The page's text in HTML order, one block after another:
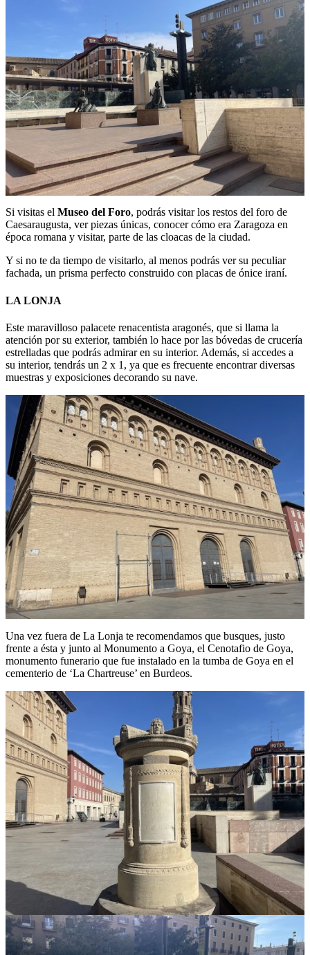
Si visitas el Museo del Foro, podrás visitar los restos del foro de
Caesaraugusta, ver piezas únicas, conocer cómo era Zaragoza en
época romana y visitar, parte de las cloacas de la ciudad.
Y si no te da tiempo de visitarlo, al menos podrás ver su peculiar
fachada, un prisma perfecto construido con placas de ónice iraní.
LA LONJA
Este maravilloso palacete renacentista aragonés, que si llama la
atención por su exterior, también lo hace por las bóvedas de crucería
estrelladas que podrás admirar en su interior. Además, si accedes a
su interior, tendrás un 2 x 1, ya que es frecuente encontrar diversas
muestras y exposiciones decorando su nave.
Una vez fuera de La Lonja te recomendamos que busques, justo
frente a ésta y junto al Monumento a Goya, el Cenotafio de Goya,
monumento funerario que fue instalado en la tumba de Goya en el
cementerio de ‘La Chartreuse’ en Burdeos.